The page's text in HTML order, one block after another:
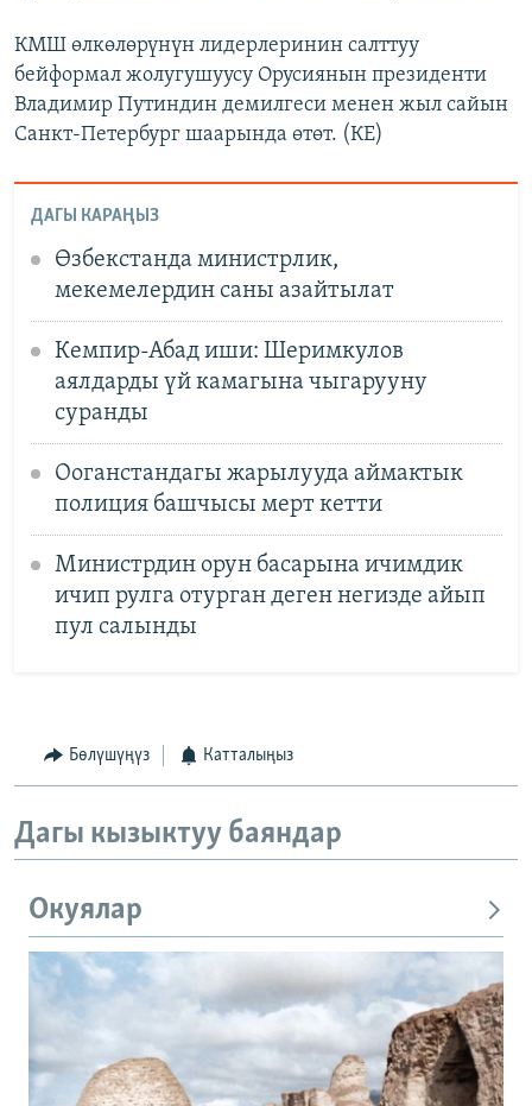
КМШ өлкөлөрүнүн лидерлеринин салттуу
бейформал жолугушуусу Орусиянын президенти
Владимир Путиндин демилгеси менен жыл сайын
Санкт-Петербург шаарында өтөт. (КЕ)
ДАГЫ КАРАҢЫЗ
Өзбекстанда министрлик,
мекемелердин саны азайтылат
Кемпир-Абад иши: Шеримкулов
аялдарды үй камагына чыгарууну
суранды
Ооганстандагы жарылууда аймактык
полиция башчысы мерт кетти
Министрдин орун басарына ичимдик
ичип рулга отурган деген негизде айып
пул салынды
Бөлүшүңүз Катталыңыз
Дагы кызыктуу баяндар
Окуялар